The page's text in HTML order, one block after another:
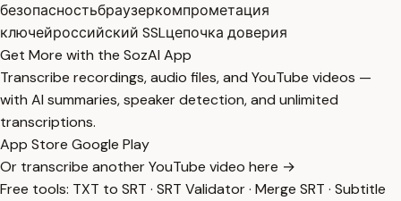
безопасностьбраузеркомпрометация
ключейроссийский SSLцепочка доверия
Get More with the SozAI App
Transcribe recordings, audio files, and YouTube videos —
with AI summaries, speaker detection, and unlimited
transcriptions.
App Store Google Play
Or transcribe another YouTube video here →
Free tools: TXT to SRT · SRT Validator· Merge SRT · Subtitle